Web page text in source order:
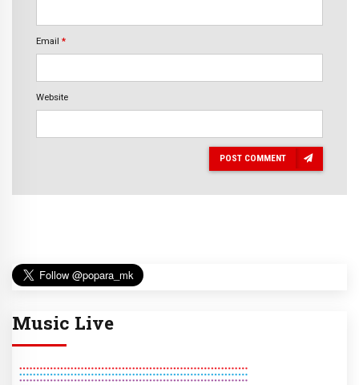
Email *
Website
POST COMMENT
Music Live